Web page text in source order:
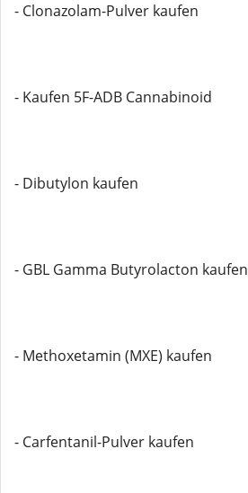
- Clonazolam-Pulver kaufen
- Kaufen 5F-ADB Cannabinoid
- Dibutylon kaufen
- GBL Gamma Butyrolacton kaufen
- Methoxetamin (MXE) kaufen
- Carfentanil-Pulver kaufen